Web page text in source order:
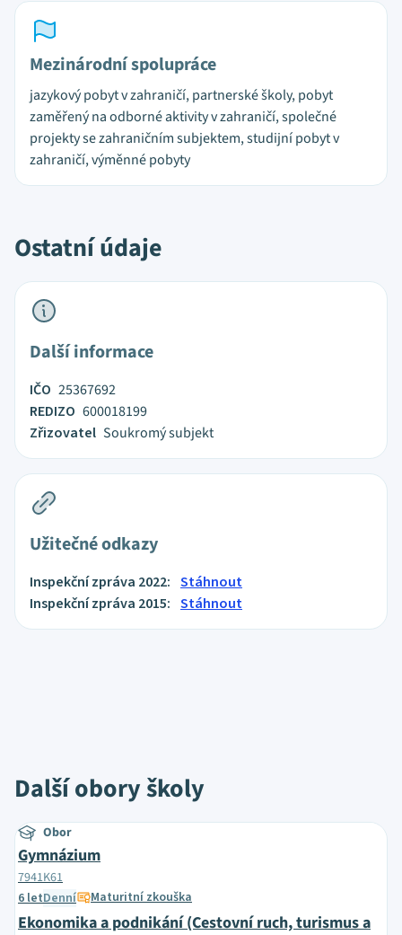
Mezinárodní spolupráce
jazykový pobyt v zahraničí, partnerské školy, pobyt
zaměřený na odborné aktivity v zahraničí, společné
projekty se zahraničním subjektem, studijní pobyt v
zahraničí, výměnné pobyty
Ostatní údaje
Další informace
IČO 25367692
REDIZO 600018199
Zřizovatel Soukromý subjekt
Užitečné odkazy
Inspekční zpráva 2022: Stáhnout
Inspekční zpráva 2015: Stáhnout
Další obory školy
Obor
Gymnázium
7941K61
6 letDenní Maturitní zkouška
Ekonomika a podnikání (Cestovní ruch, turismus a